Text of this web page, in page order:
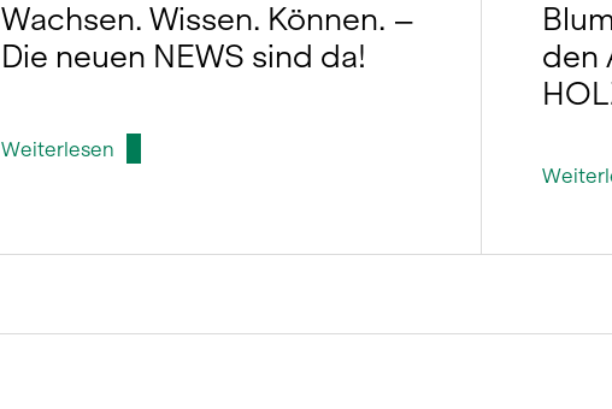
Wachsen. Wissen. Können. –
Die neuen NEWS sind da!
Weiterlesen
den